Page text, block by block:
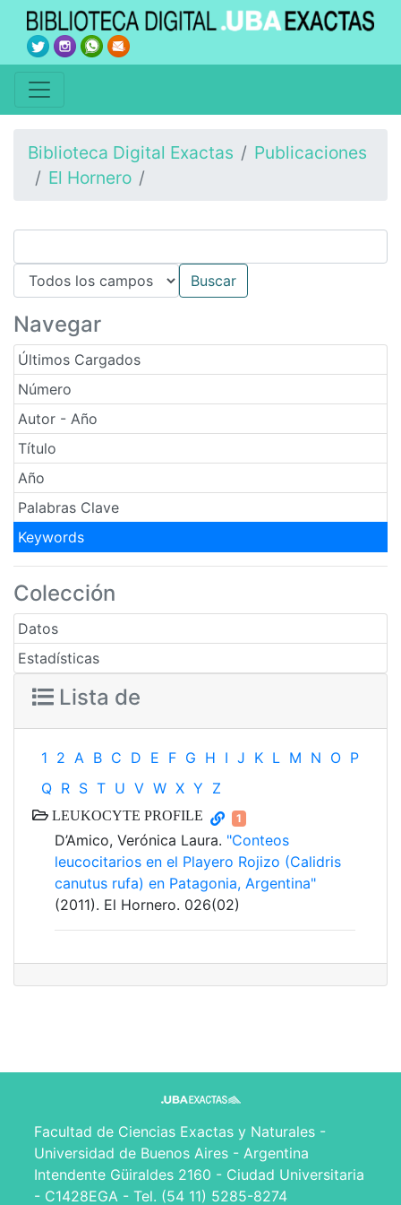
Biblioteca Digital Exactas
Publicaciones
El Hornero
Navegar
Últimos Cargados
Número
Autor - Año
Título
Año
Palabras Clave
Keywords
Colección
Datos
Estadísticas
Lista de
1 2 A B C D E F G H I J K L M N O P
Q R S T U V W X Y Z
LEUKOCYTE PROFILE 1
D’Amico, Verónica Laura. "Conteos
leucocitarios en el Playero Rojizo (Calidris
canutus rufa) en Patagonia, Argentina"
(2011). El Hornero. 026(02)
Facultad de Ciencias Exactas y Naturales -
Universidad de Buenos Aires - Argentina
Intendente Güiraldes 2160 - Ciudad Universitaria
- C1428EGA - Tel. (54 11) 5285-8274